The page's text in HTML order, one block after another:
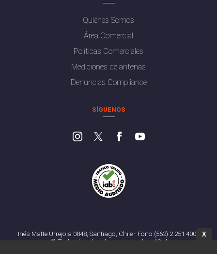
Quiénes Somos
Área Comercial
Políticas Comerciales
Mediciones de antenas
Denuncias Compliance
SÍGUENOS
Inés Matte Urrejola 0848, Santiago, Chile - Fono (562) 2 251 4000
© Todos los derechos reservados. 13.cl
X